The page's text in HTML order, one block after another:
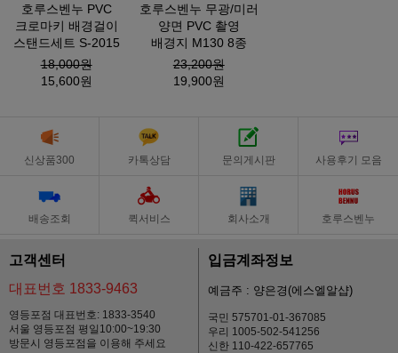
호루스벤누 PVC
크로마키 배경걸이
스탠드세트 S-2015
18,000원
15,600원
호루스벤누 무광/미러
양면 PVC 촬영
배경지 M130 8종
23,200원
19,900원
신상품300 카톡상담 문의게시판 사용후기 모음
배송조회 퀵서비스 회사소개 호루스벤누
고객센터
대표번호 1833-9463
영등포점 대표번호: 1833-3540
서울 영등포점 평일10:00~19:30
방문시 영등포점을 이용해 주세요
입금계좌정보
예금주 : 양은경(에스엘알샵)
국민 575701-01-367085
우리 1005-502-541256
신한 110-422-657765